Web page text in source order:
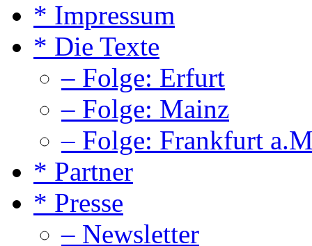
* Impressum
* Die Texte
– Folge: Erfurt
– Folge: Mainz
– Folge: Frankfurt
* Partner
* Presse
– Newsletter